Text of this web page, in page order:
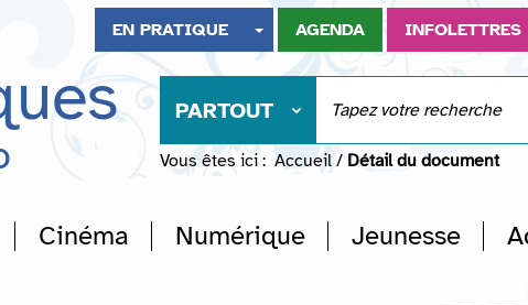
EN PRATIQUE AGENDA INFOLETTRES
PARTOUT
Vous êtes ici : Accueil / Détail du document
Cinéma Numérique Jeunesse